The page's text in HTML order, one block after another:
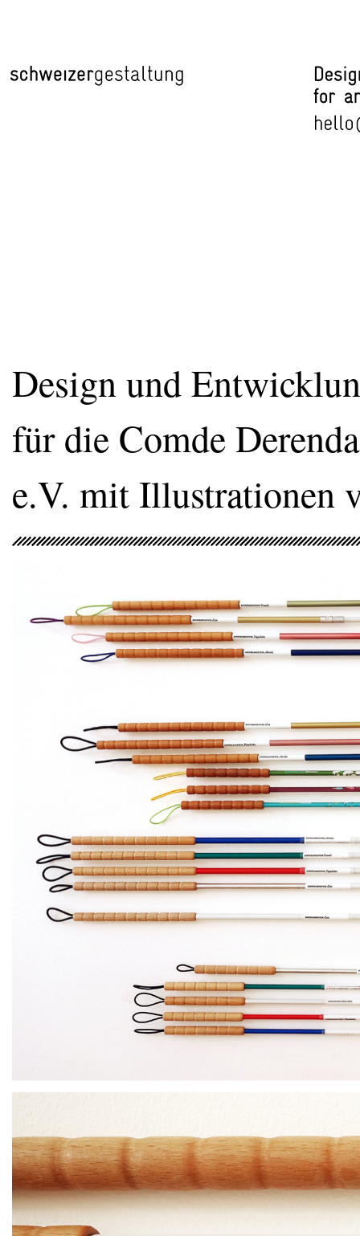
Design und
für die Comde
e.V. mit Illustrationen